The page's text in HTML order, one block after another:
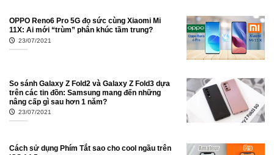
OPPO Reno6 Pro 5G đọ sức cùng Xiaomi Mi
11X: Ai mới “trùm” phân khúc tầm trung?
23/07/2021
So sánh Galaxy Z Fold2 và Galaxy Z Fold3 dựa
trên các tin đồn: Samsung mang đến những
nâng cấp gì sau hơn 1 năm?
23/07/2021
Cách sử dụng Phím Tắt sao cho cool ngầu trên